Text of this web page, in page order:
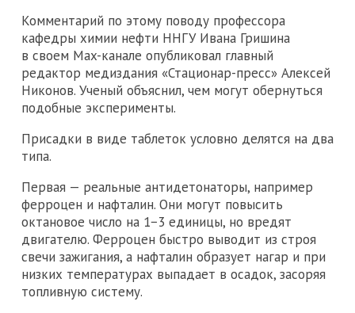
Комментарий по этому поводу профессора
кафедры химии нефти ННГУ Ивана Гришина
в своем Max-канале опубликовал главный
редактор медиздания «Стационар-пресс» Алексей
Никонов. Ученый объяснил, чем могут обернуться
подобные эксперименты.
Присадки в виде таблеток условно делятся на два
типа.
Первая — реальные антидетонаторы, например
ферроцен и нафталин. Они могут повысить
октановое число на 1−3 единицы, но вредят
двигателю. Ферроцен быстро выводит из строя
свечи зажигания, а нафталин образует нагар и при
низких температурах выпадает в осадок, засоряя
топливную систему.